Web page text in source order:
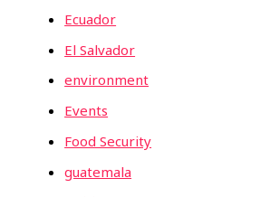
Ecuador
El Salvador
environment
Events
Food Security
guatemala